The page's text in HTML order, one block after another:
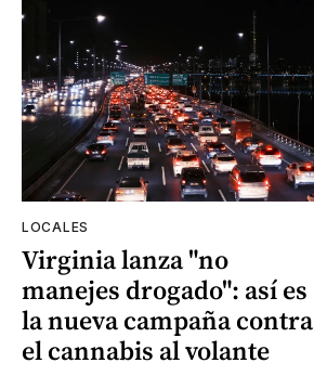
LOCALES
Virginia lanza "no
manejes drogado": así es
la nueva campaña contra
el cannabis al volante